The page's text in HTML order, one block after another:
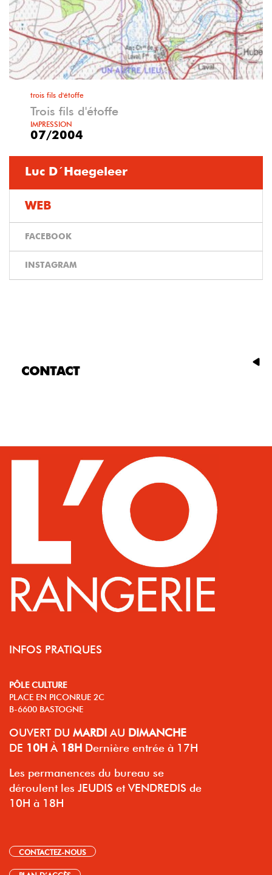
trois fils d'étoffe
Trois fils d'étoffe
IMPRESSION
07/2004
Luc D´haegeleer
WEB
FACEBOOK
INSTAGRAM
CONTACT
INFOS PRATIQUES
PÔLE CULTURE
PLACE EN PICONRUE 2C
B-6600 BASTOGNE
OUVERT DU MARDI AU DIMANCHE
DE 10H À 18H Dernière entrée à 17H
Les permanences du bureau se
déroulent les JEUDIS et VENDREDIS de
10H à 18H
CONTACTEZ-NOUS